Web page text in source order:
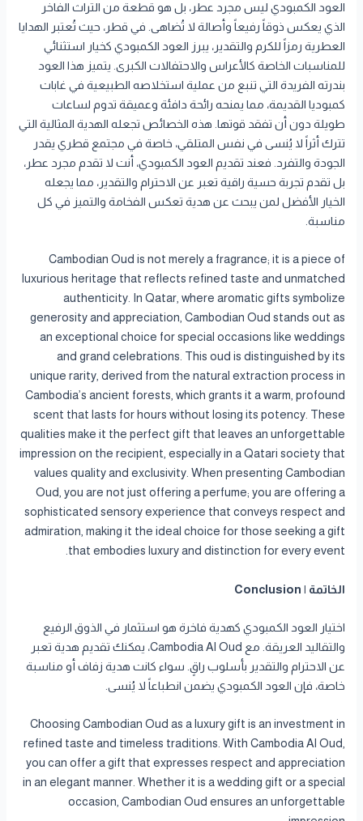
العود الكمبودي ليس مجرد عطر، بل هو قطعة من التراث الفاخر
الذي يعكس ذوقاً رفيعاً وأصالة لا تُضاهى. في قطر، حيث تُعتبر الهدايا
العطرية رمزاً للكرم والتقدير، يبرز العود الكمبودي كخيار استثنائي
للمناسبات الخاصة كالأعراس والاحتفالات الكبرى. يتميز هذا العود
بندرته الفريدة التي تنبع من عملية استخلاصه الطبيعية في غابات
كمبوديا القديمة، مما يمنحه رائحة دافئة وعميقة تدوم لساعات
طويلة دون أن تفقد قوتها. هذه الخصائص تجعله الهدية المثالية التي
تترك أثراً لا يُنسى في نفس المتلقي، خاصة في مجتمع قطري يقدر
الجودة والتفرد. فعند تقديم العود الكمبودي، أنت لا تقدم مجرد عطر،
بل تقدم تجربة حسية راقية تعبر عن الاحترام والتقدير، مما يجعله
الخيار الأفضل لمن يبحث عن هدية تعكس الفخامة والتميز في كل
مناسبة.
Cambodian Oud is not merely a fragrance; it is a piece of
luxurious heritage that reflects refined taste and unmatched
authenticity. In Qatar, where aromatic gifts symbolize
generosity and appreciation, Cambodian Oud stands out as
an exceptional choice for special occasions like weddings
and grand celebrations. This oud is distinguished by its
unique rarity, derived from the natural extraction process in
Cambodia’s ancient forests, which grants it a warm, profound
scent that lasts for hours without losing its potency. These
qualities make it the perfect gift that leaves an unforgettable
impression on the recipient, especially in a Qatari society that
values quality and exclusivity. When presenting Cambodian
Oud, you are not just offering a perfume; you are offering a
sophisticated sensory experience that conveys respect and
admiration, making it the ideal choice for those seeking a gift
that embodies luxury and distinction for every event.
الخاتمة | Conclusion
اختيار العود الكمبودي كهدية فاخرة هو استثمار في الذوق الرفيع
والتقاليد العريقة. مع Cambodia Al Oud، يمكنك تقديم هدية تعبر
عن الاحترام والتقدير بأسلوب راقٍ. سواء كانت هدية زفاف أو مناسبة
خاصة، فإن العود الكمبودي يضمن انطباعاً لا يُنسى.
Choosing Cambodian Oud as a luxury gift is an investment in
refined taste and timeless traditions. With Cambodia Al Oud,
you can offer a gift that expresses respect and appreciation
in an elegant manner. Whether it is a wedding gift or a special
occasion, Cambodian Oud ensures an unforgettable